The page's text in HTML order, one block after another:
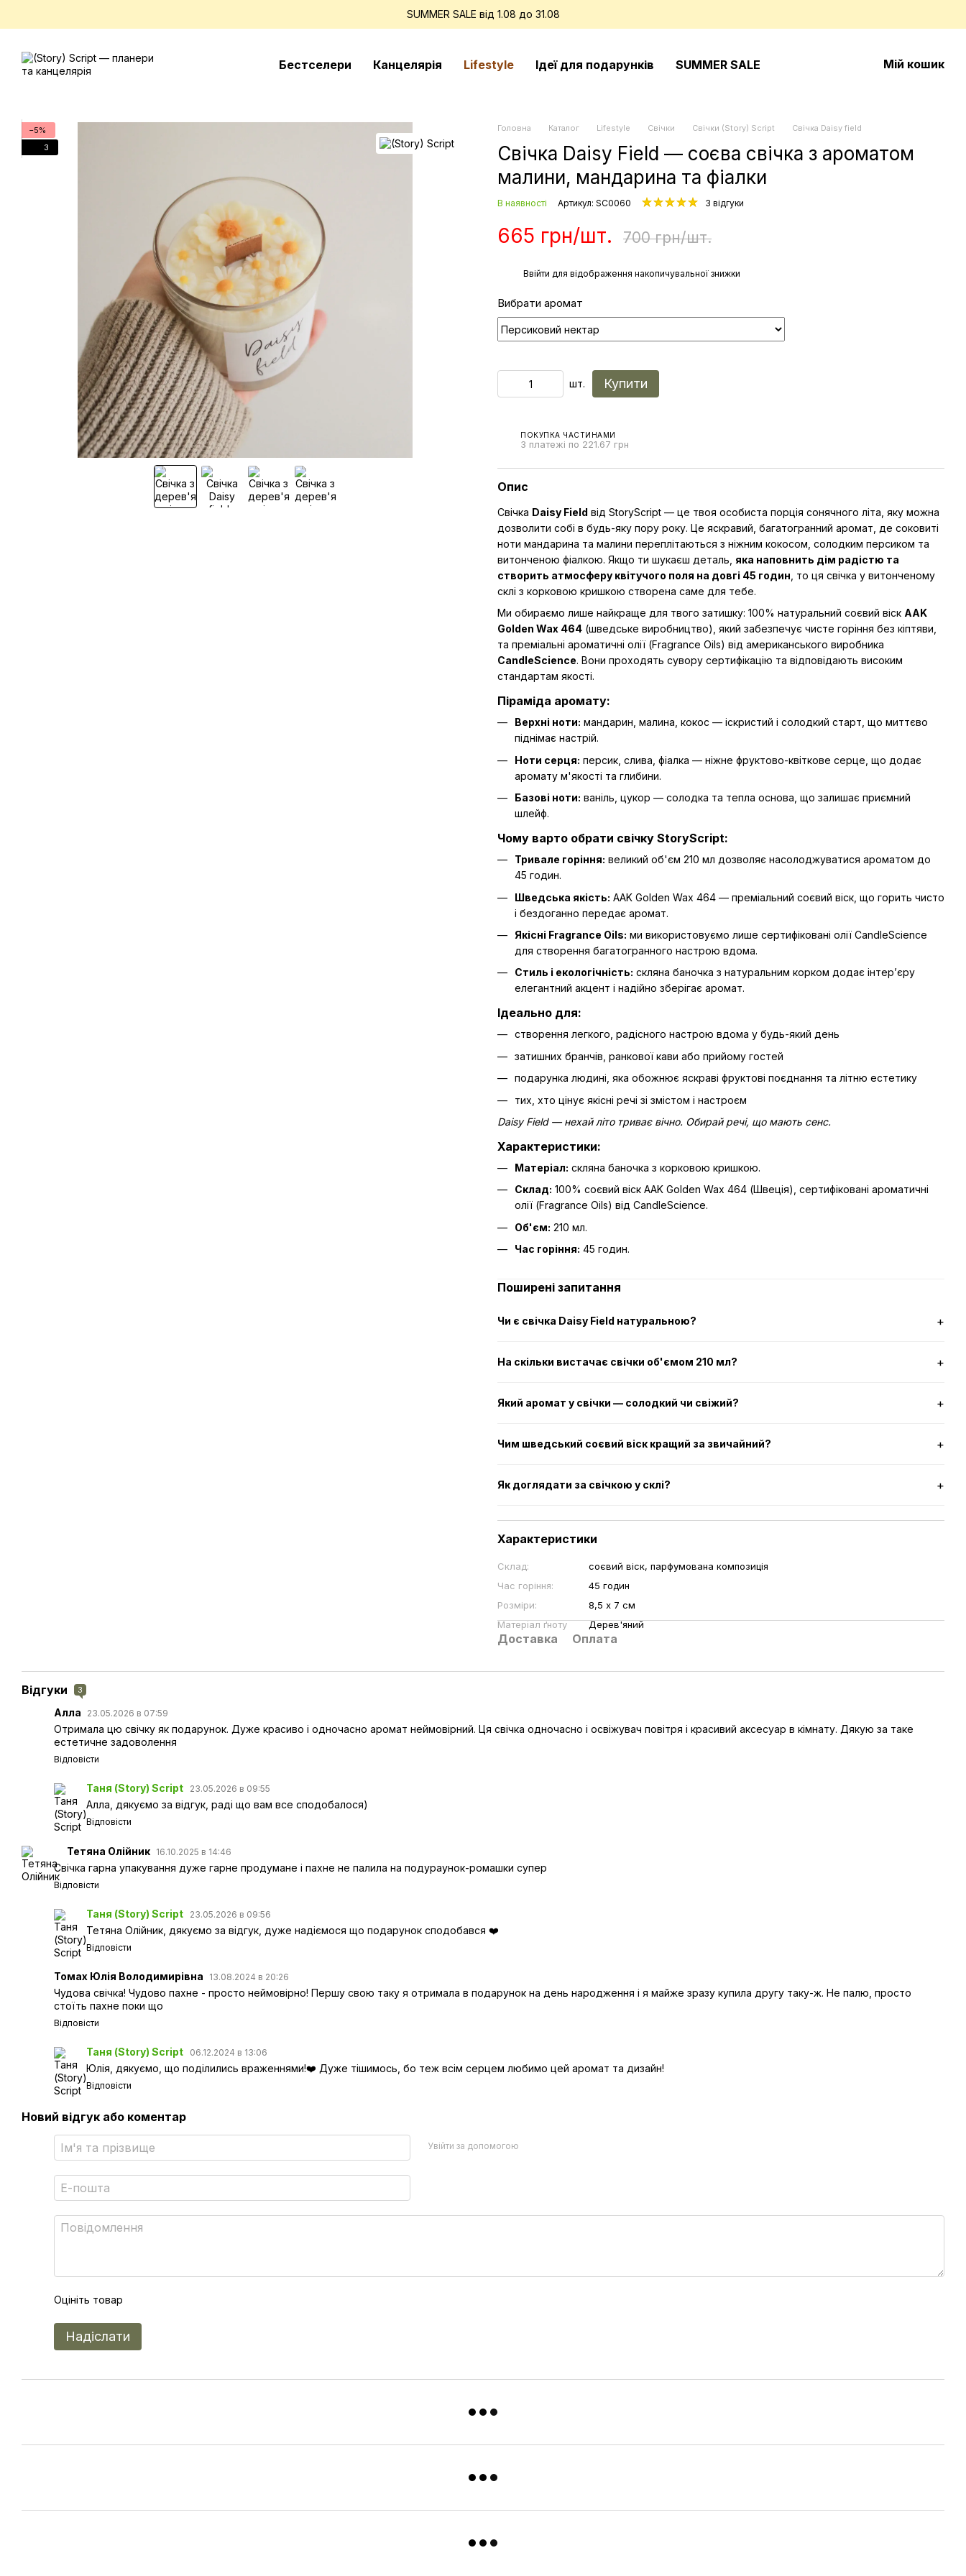
SUMMER SALE від 1.08 до 31.08
Бестселери Канцелярія Lifestyle Ідеї для подарунків SUMMER SALE Мій кошик
−5%
3
Головна Каталог Lifestyle Свічки Свічки (Story) Script Свічка Daisy field
Свічка Daisy Field — соєва свічка з ароматом
малини, мандарина та фіалки
В наявності Артикул: SC0060 3 відгуки
665 грн/шт. 700 грн/шт.
Ввійти для відображення накопичувальної знижки
Вибрати аромат
шт. Купити
ПОКУПКА ЧАСТИНАМИ
3 платежі по 221.67 грн
Опис
Свічка Daisy Field від StoryScript — це твоя особиста порція сонячного літа, яку можна
дозволити собі в будь-яку пору року. Це яскравий, багатогранний аромат, де соковиті
ноти мандарина та малини переплітаються з ніжним кокосом, солодким персиком та
витонченою фіалкою. Якщо ти шукаєш деталь, яка наповнить дім радістю та
створить атмосферу квітучого поля на довгі 45 годин , то ця свічка у витонченому
склі з корковою кришкою створена саме для тебе.
Ми обираємо лише найкраще для твого затишку: 100% натуральний соєвий віск AAK
Golden Wax 464 (шведське виробництво), який забезпечує чисте горіння без кіптяви,
та преміальні ароматичні олії (Fragrance Oils) від американського виробника
CandleScience. Вони проходять сувору сертифікацію та відповідають високим
стандартам якості.
Піраміда аромату:
Верхні ноти: мандарин, малина, кокос — іскристий і солодкий старт, що миттєво
піднімає настрій.
Ноти серця: персик, слива, фіалка — ніжне фруктово-квіткове серце, що додає
аромату м'якості та глибини.
Базові ноти: ваніль, цукор — солодка та тепла основа, що залишає приємний
шлейф.
Чому варто обрати свічку StoryScript:
Тривале горіння: великий об'єм 210 мл дозволяє насолоджуватися ароматом до
45 годин.
Шведська якість: AAK Golden Wax 464 — преміальний соєвий віск, що горить чисто
і бездоганно передає аромат.
Якісні Fragrance Oils: ми використовуємо лише сертифіковані олії CandleScience
для створення багатогранного настрою вдома.
Стиль і екологічність: скляна баночка з натуральним корком додає інтер’єру
елегантний акцент і надійно зберігає аромат.
Ідеально для:
створення легкого, радісного настрою вдома у будь-який день
затишних бранчів, ранкової кави або прийому гостей
подарунка людині, яка обожнює яскраві фруктові поєднання та літню естетику
тих, хто цінує якісні речі зі змістом і настроєм
Daisy Field — нехай літо триває вічно. Обирай речі, що мають сенс.
Характеристики:
Матеріал: скляна баночка з корковою кришкою.
Склад: 100% соєвий віск AAK Golden Wax 464 (Швеція), сертифіковані ароматичні
олії (Fragrance Oils) від CandleScience.
Об'єм: 210 мл.
Час горіння: 45 годин.
Поширені запитання
Чи є свічка Daisy Field натуральною?
На скільки вистачає свічки об'ємом 210 мл?
Який аромат у свічки — солодкий чи свіжий?
Чим шведський соєвий віск кращий за звичайний?
Як доглядати за свічкою у склі?
Характеристики
Склад:
соєвий віск, парфумована композиція
Час горіння:
45 годин
Розміри:
8,5 х 7 см
Матеріал ґноту
Дерев'яний
Доставка Оплата
Відгуки 3
Алла 23.05.2026 в 07:59
Отримала цю свічку як подарунок. Дуже красиво і одночасно аромат неймовірний. Ця свічка одночасно і освіжувач повітря і красивий аксесуар в кімнату. Дякую за таке
естетичне задоволення
Відповісти
Таня (Story) Script 23.05.2026 в 09:55
Алла, дякуємо за відгук, раді що вам все сподобалося)
Відповісти
Тетяна Олійник 16.10.2025 в 14:46
Свічка гарна упакування дуже гарне продумане і пахне не палила на подураунок-ромашки супер
Відповісти
Таня (Story) Script 23.05.2026 в 09:56
Тетяна Олійник, дякуємо за відгук, дуже надіємося що подарунок сподобався ❤️
Відповісти
Томах Юлія Володимирівна 13.08.2024 в 20:26
Чудова свічка! Чудово пахне - просто неймовірно! Першу свою таку я отримала в подарунок на день народження і я майже зразу купила другу таку-ж. Не палю, просто
стоїть пахне поки що
Відповісти
Таня (Story) Script 06.12.2024 в 13:06
Юлія, дякуємо, що поділились враженнями!❤️ Дуже тішимось, бо теж всім серцем любимо цей аромат та дизайн!
Відповісти
Новий відгук або коментар
Увійти за допомогою
Оцініть товар
Надіслати